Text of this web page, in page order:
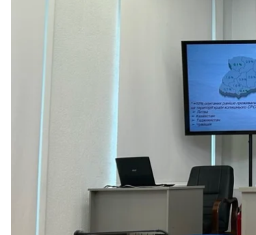
Молодь, як розповідають дослідники, є
низка винятків. Їм вдалося з’ясувати,
Іноді вони (ред. — молодь) хочуть не те,
відчути певний адреналін та стати
, — зазначив головний